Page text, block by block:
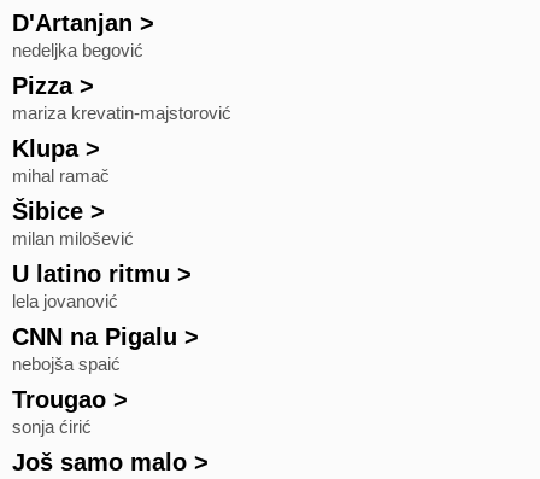
D'Artanjan >
nedeljka begović
Pizza>
mariza krevatin-majstorović
Klupa>
mihal ramač
Šibice >
milan milošević
U latino ritmu >
lela jovanović
CNN na Pigalu >
nebojša spaić
Trougao >
sonja ćirić
Još samo malo >